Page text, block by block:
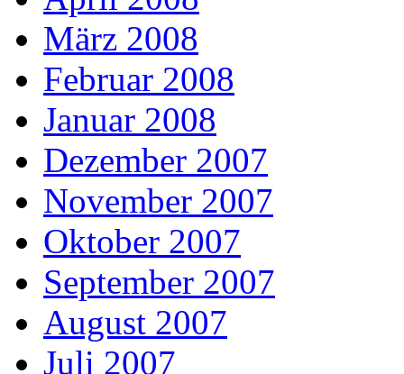
März 2008
Februar 2008
Januar 2008
Dezember 2007
November 2007
Oktober 2007
September 2007
August 2007
Juli 2007